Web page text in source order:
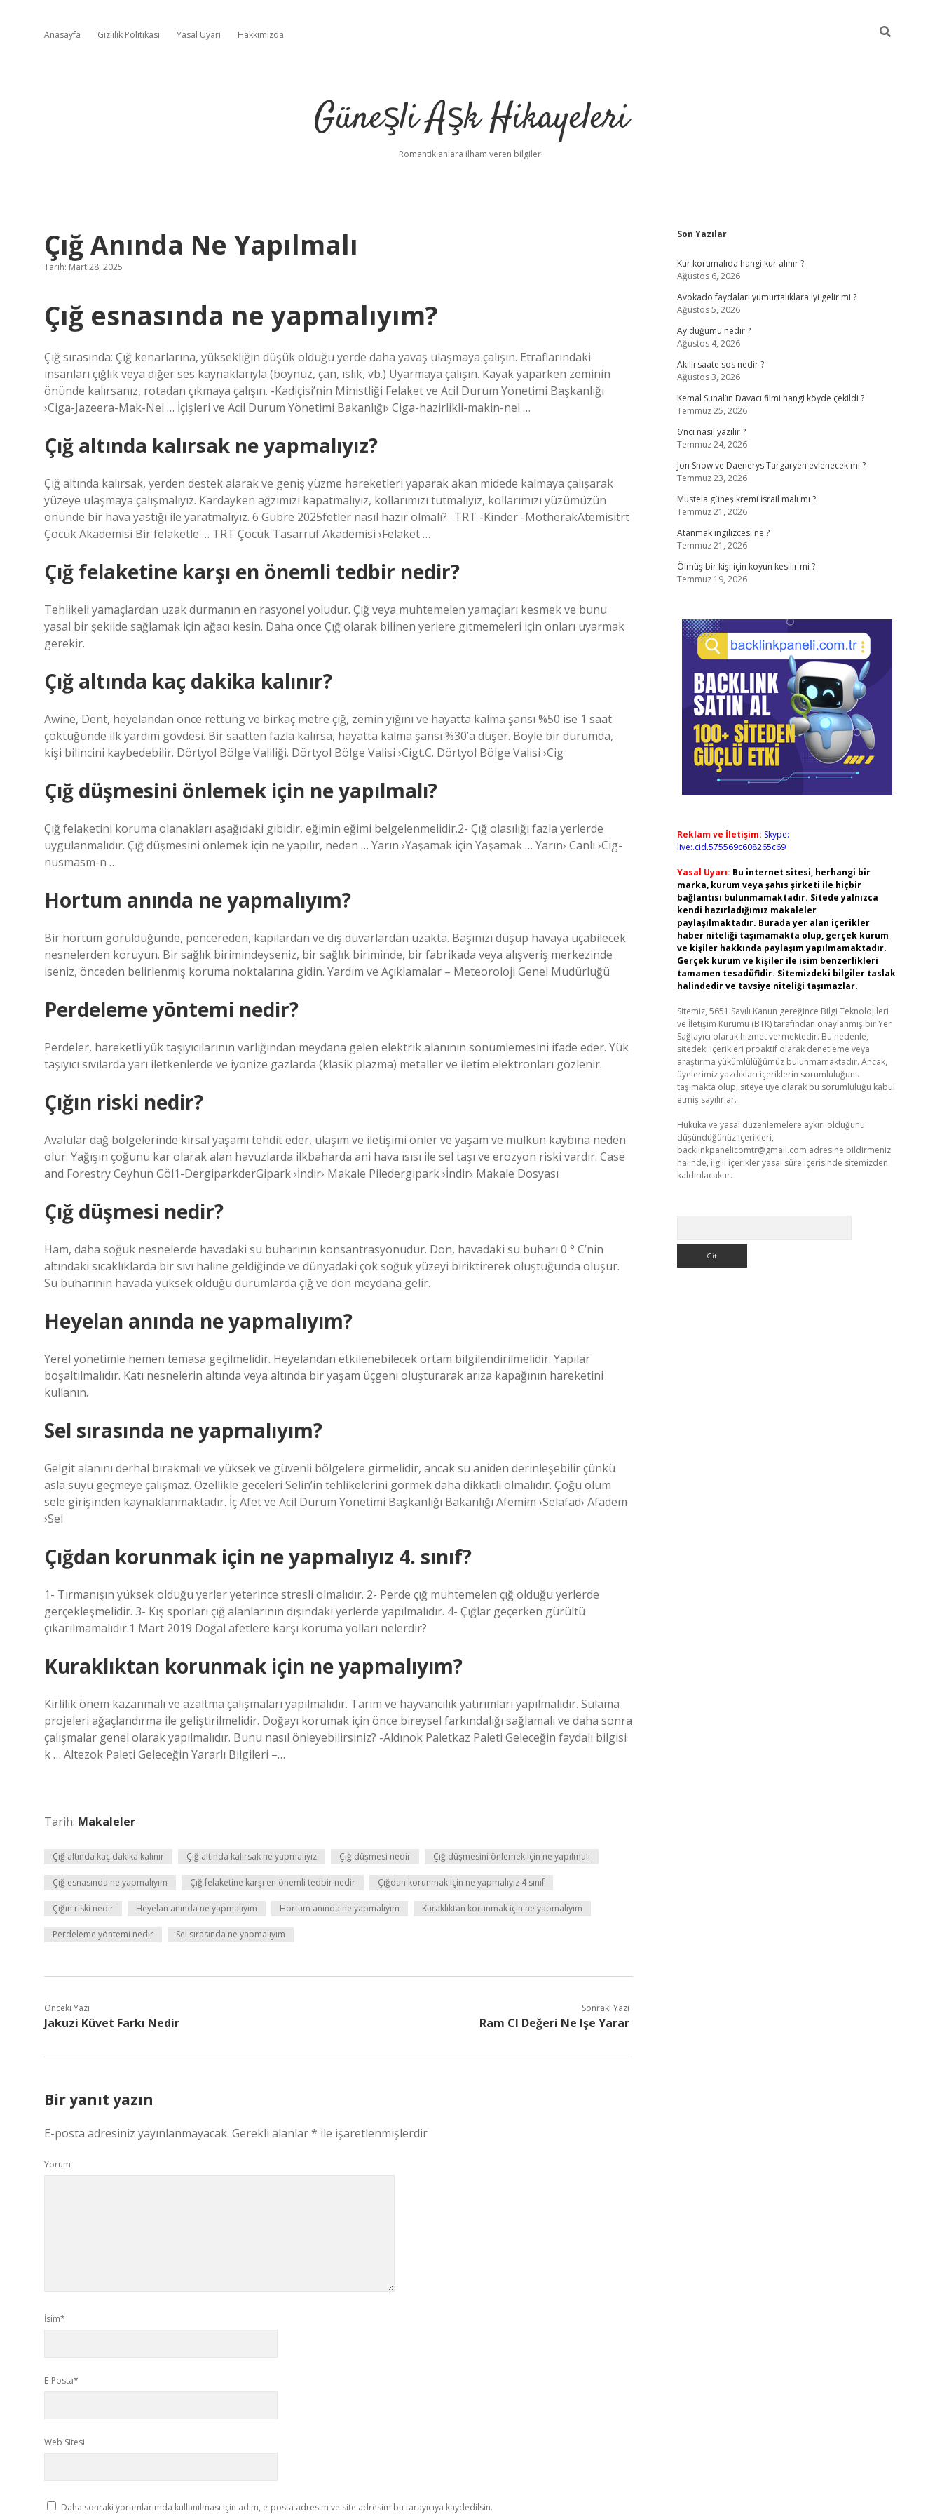
Anasayfa Gizlilik Politikası Yasal Uyarı Hakkımızda
Güneşli Aşk Hikayeleri
Romantik anlara ilham veren bilgiler!
Çığ Anında Ne Yapılmalı
Tarih: Mart 28, 2025
Çığ esnasında ne yapmalıyım?
Çığ sırasında: Çığ kenarlarına, yüksekliğin düşük olduğu yerde daha yavaş ulaşmaya çalışın. Etraflarındaki
insanları çığlık veya diğer ses kaynaklarıyla (boynuz, çan, ıslık, vb.) Uyarmaya çalışın. Kayak yaparken zeminin
önünde kalırsanız, rotadan çıkmaya çalışın. -Kadiçisi’nin Ministliği Felaket ve Acil Durum Yönetimi Başkanlığı
›Ciga-Jazeera-Mak-Nel … İçişleri ve Acil Durum Yönetimi Bakanlığı› Ciga-hazirlikli-makin-nel …
Çığ altında kalırsak ne yapmalıyız?
Çığ altında kalırsak, yerden destek alarak ve geniş yüzme hareketleri yaparak akan midede kalmaya çalışarak
yüzeye ulaşmaya çalışmalıyız. Kardayken ağzımızı kapatmalıyız, kollarımızı tutmalıyız, kollarımızı yüzümüzün
önünde bir hava yastığı ile yaratmalıyız. 6 Gübre 2025fetler nasıl hazır olmalı? -TRT -Kinder -MotherakAtemisitrt
Çocuk Akademisi Bir felaketle … TRT Çocuk Tasarruf Akademisi ›Felaket …
Çığ felaketine karşı en önemli tedbir nedir?
Tehlikeli yamaçlardan uzak durmanın en rasyonel yoludur. Çığ veya muhtemelen yamaçları kesmek ve bunu
yasal bir şekilde sağlamak için ağacı kesin. Daha önce Çığ olarak bilinen yerlere gitmemeleri için onları uyarmak
gerekir.
Çığ altında kaç dakika kalınır?
Awine, Dent, heyelandan önce rettung ve birkaç metre çığ, zemin yığını ve hayatta kalma şansı %50 ise 1 saat
çöktüğünde ilk yardım gövdesi. Bir saatten fazla kalırsa, hayatta kalma şansı %30’a düşer. Böyle bir durumda,
kişi bilincini kaybedebilir. Dörtyol Bölge Valiliği. Dörtyol Bölge Valisi ›Cigt.C. Dörtyol Bölge Valisi ›Cig
Çığ düşmesini önlemek için ne yapılmalı?
Çığ felaketini koruma olanakları aşağıdaki gibidir, eğimin eğimi belgelenmelidir.2- Çığ olasılığı fazla yerlerde
uygulanmalıdır. Çığ düşmesini önlemek için ne yapılır, neden … Yarın ›Yaşamak için Yaşamak … Yarın› Canlı ›Cig-
nusmasm-n …
Hortum anında ne yapmalıyım?
Bir hortum görüldüğünde, pencereden, kapılardan ve dış duvarlardan uzakta. Başınızı düşüp havaya uçabilecek
nesnelerden koruyun. Bir sağlık birimindeyseniz, bir sağlık biriminde, bir fabrikada veya alışveriş merkezinde
iseniz, önceden belirlenmiş koruma noktalarına gidin. Yardım ve Açıklamalar – Meteoroloji Genel Müdürlüğü
Perdeleme yöntemi nedir?
Perdeler, hareketli yük taşıyıcılarının varlığından meydana gelen elektrik alanının sönümlemesini ifade eder. Yük
taşıyıcı sıvılarda yarı iletkenlerde ve iyonize gazlarda (klasik plazma) metaller ve iletim elektronları gözlenir.
Çığın riski nedir?
Avalular dağ bölgelerinde kırsal yaşamı tehdit eder, ulaşım ve iletişimi önler ve yaşam ve mülkün kaybına neden
olur. Yağışın çoğunu kar olarak alan havuzlarda ilkbaharda ani hava ısısı ile sel taşı ve erozyon riski vardır. Case
and Forestry Ceyhun Göl1-DergiparkderGipark ›İndir› Makale Piledergipark ›İndir› Makale Dosyası
Çığ düşmesi nedir?
Ham, daha soğuk nesnelerde havadaki su buharının konsantrasyonudur. Don, havadaki su buharı 0 ° C’nin
altındaki sıcaklıklarda bir sıvı haline geldiğinde ve dünyadaki çok soğuk yüzeyi biriktirerek oluştuğunda oluşur.
Su buharının havada yüksek olduğu durumlarda çiğ ve don meydana gelir.
Heyelan anında ne yapmalıyım?
Yerel yönetimle hemen temasa geçilmelidir. Heyelandan etkilenebilecek ortam bilgilendirilmelidir. Yapılar
boşaltılmalıdır. Katı nesnelerin altında veya altında bir yaşam üçgeni oluşturarak arıza kapağının hareketini
kullanın.
Sel sırasında ne yapmalıyım?
Gelgit alanını derhal bırakmalı ve yüksek ve güvenli bölgelere girmelidir, ancak su aniden derinleşebilir çünkü
asla suyu geçmeye çalışmaz. Özellikle geceleri Selin’in tehlikelerini görmek daha dikkatli olmalıdır. Çoğu ölüm
sele girişinden kaynaklanmaktadır. İç Afet ve Acil Durum Yönetimi Başkanlığı Bakanlığı Afemim ›Selafad› Afadem
›Sel
Çığdan korunmak için ne yapmalıyız 4. sınıf?
1- Tırmanışın yüksek olduğu yerler yeterince stresli olmalıdır. 2- Perde çığ muhtemelen çığ olduğu yerlerde
gerçekleşmelidir. 3- Kış sporları çığ alanlarının dışındaki yerlerde yapılmalıdır. 4- Çığlar geçerken gürültü
çıkarılmamalıdır.1 Mart 2019 Doğal afetlere karşı koruma yolları nelerdir?
Kuraklıktan korunmak için ne yapmalıyım?
Kirlilik önem kazanmalı ve azaltma çalışmaları yapılmalıdır. Tarım ve hayvancılık yatırımları yapılmalıdır. Sulama
projeleri ağaçlandırma ile geliştirilmelidir. Doğayı korumak için önce bireysel farkındalığı sağlamalı ve daha sonra
çalışmalar genel olarak yapılmalıdır. Bunu nasıl önleyebilirsiniz? -Aldınok Paletkaz Paleti Geleceğin faydalı bilgisi
k … Altezok Paleti Geleceğin Yararlı Bilgileri –…
Tarih: Makaleler
Çığ altında kaç dakika kalınır Çığ altında kalırsak ne yapmalıyız Çığ düşmesi nedir Çığ düşmesini önlemek için ne yapılmalı
Çığ esnasında ne yapmalıyım Çığ felaketine karşı en önemli tedbir nedir Çığdan korunmak için ne yapmalıyız 4 sınıf
Çığın riski nedir Heyelan anında ne yapmalıyım Hortum anında ne yapmalıyım Kuraklıktan korunmak için ne yapmalıyım
Perdeleme yöntemi nedir Sel sırasında ne yapmalıyım
Önceki Yazı
Jakuzi Küvet Farkı Nedir
Sonraki Yazı
Ram Cl Değeri Ne Işe Yarar
Bir yanıt yazın
E-posta adresiniz yayınlanmayacak. Gerekli alanlar* ile işaretlenmişlerdir
Yorum
İsim*
E-Posta*
Web Sitesi
Daha sonraki yorumlarımda kullanılması için adım, e-posta adresim ve site adresim bu tarayıcıya kaydedilsin.
Sidebar
Son Yazılar
Kur korumalıda hangi kur alınır ?
Ağustos 6, 2026
Avokado faydaları yumurtalıklara iyi gelir mi ?
Ağustos 5, 2026
Ay düğümü nedir ?
Ağustos 4, 2026
Akıllı saate sos nedir ?
Ağustos 3, 2026
Kemal Sunal’ın Davacı filmi hangi köyde çekildi ?
Temmuz 25, 2026
6’ncı nasıl yazılır ?
Temmuz 24, 2026
Jon Snow ve Daenerys Targaryen evlenecek mi ?
Temmuz 23, 2026
Mustela güneş kremi İsrail malı mı ?
Temmuz 21, 2026
Atanmak ingilizcesi ne ?
Temmuz 21, 2026
Ölmüş bir kişi için koyun kesilir mi ?
Temmuz 19, 2026
Reklam ve İletişim: Skype:
live:.cid.575569c608265c69
Yasal Uyarı: Bu internet sitesi, herhangi bir
marka, kurum veya şahıs şirketi ile hiçbir
bağlantısı bulunmamaktadır. Sitede yalnızca
kendi hazırladığımız makaleler
paylaşılmaktadır. Burada yer alan içerikler
haber niteliği taşımamakta olup, gerçek kurum
ve kişiler hakkında paylaşım yapılmamaktadır.
Gerçek kurum ve kişiler ile isim benzerlikleri
tamamen tesadüfidir. Sitemizdeki bilgiler taslak
halindedir ve tavsiye niteliği taşımazlar.
Sitemiz, 5651 Sayılı Kanun gereğince Bilgi Teknolojileri
ve İletişim Kurumu (BTK) tarafından onaylanmış bir Yer
Sağlayıcı olarak hizmet vermektedir. Bu nedenle,
sitedeki içerikleri proaktif olarak denetleme veya
araştırma yükümlülüğümüz bulunmamaktadır. Ancak,
üyelerimiz yazdıkları içeriklerin sorumluluğunu
taşımakta olup, siteye üye olarak bu sorumluluğu kabul
etmiş sayılırlar.
Hukuka ve yasal düzenlemelere aykırı olduğunu
düşündüğünüz içerikleri,
backlinkpanelicomtr@gmail.com adresine bildirmeniz
halinde, ilgili içerikler yasal süre içerisinde sitemizden
kaldırılacaktır.
betcivdcasino giriş